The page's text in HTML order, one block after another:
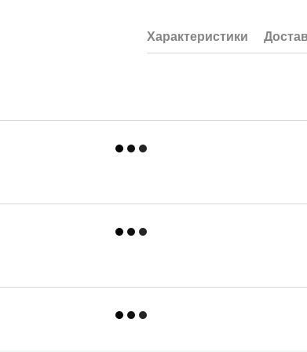
Характеристики